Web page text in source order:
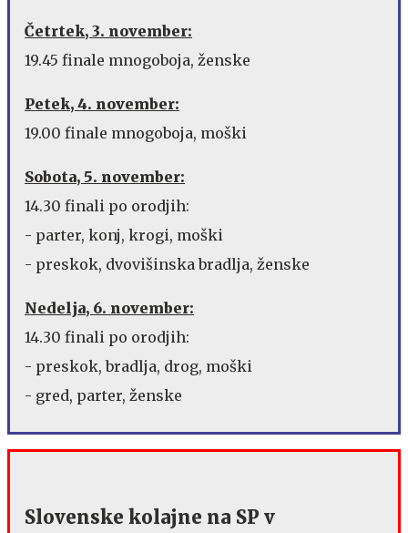
Četrtek, 3. november:
19.45 finale mnogoboja, ženske
Petek, 4. november:
19.00 finale mnogoboja, moški
Sobota, 5. november:
14.30 finali po orodjih:
- parter, konj, krogi, moški
- preskok, dvovišinska bradlja, ženske
Nedelja, 6. november:
14.30 finali po orodjih:
- preskok, bradlja, drog, moški
- gred, parter, ženske
Slovenske kolajne na SP v